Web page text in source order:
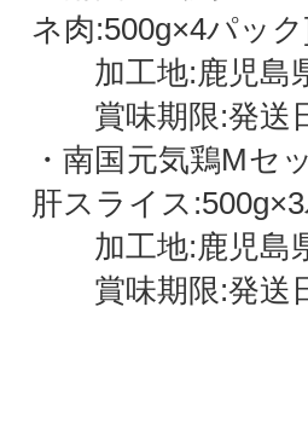
ネ肉:500g×4パッ
加工地:鹿児島
賞味期限:発送
・南国元気鶏Mセ
肝スライス
加工地:鹿児島
賞味期限:発送